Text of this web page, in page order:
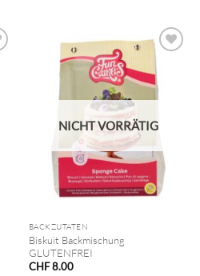
NICHT VORRÄTIG
BACKZUTATEN
Biskuit Backmischung
GLUTENFREI
CHF8.00